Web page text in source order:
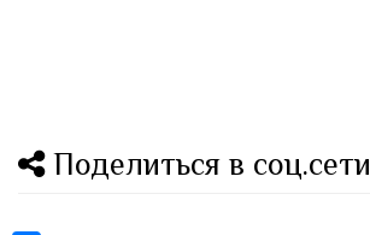
Поделиться в соц.сети